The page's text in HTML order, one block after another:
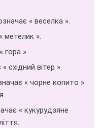
« веселка ».
метелик ».
гора ».
східний вітер ».
« чорне копито ».
« кукурудзяне